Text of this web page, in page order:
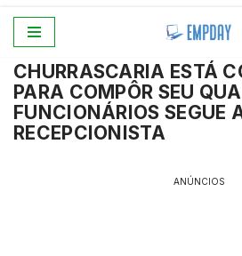
para
o
conteúdo
CHURRASCARIA ESTÁ
PARA COMPÔR SEU
FUNCIONÁRIOS SEGUE
RECEPCIONISTA
ANÚNCIOS